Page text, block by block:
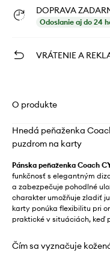
DOPRAVA
Odoslanie aj do 24
VRÁTENIE A
O produkte
Hnedá peňaženka
puzdrom na karty
Pánska peňaženka Coach
funkčnosť s elegantným
a zabezpečuje pohodlné
charakter umožňuje zladiť
karty ponúka flexibilitu pri
praktické v situáciách, keď
Čím sa vyznačuje